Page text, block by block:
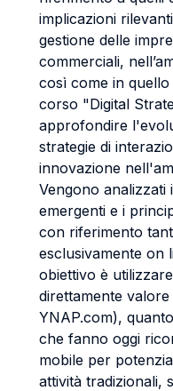
implicazioni
gestione delle
commerciali,
così come in
corso "Digital
approfondire
strategie di
innovazione
Vengono analizzati
emergenti e i
con riferimento
esclusivamente on
obiettivo è
direttamente
YNAP.com),
che fanno oggi
mobile per
attività tradizionali,